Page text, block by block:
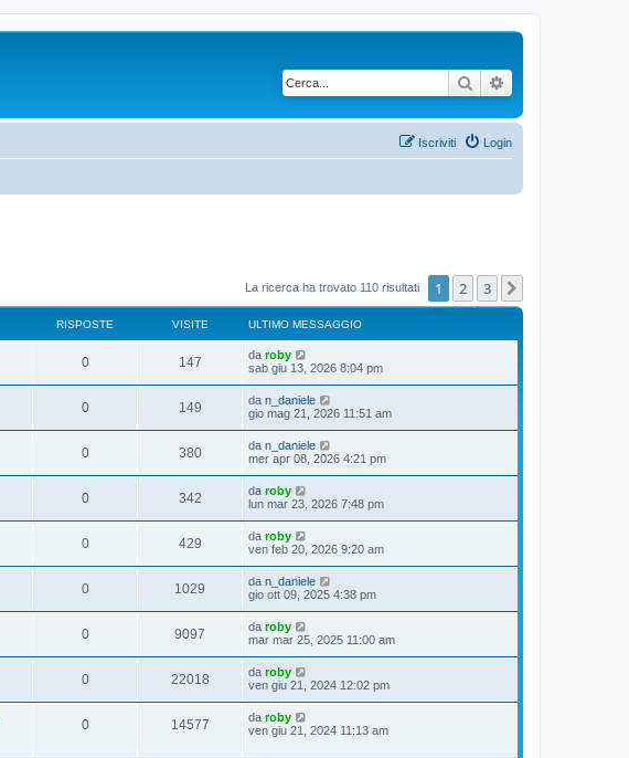
Cerca
Login
Iscriviti
La ricerca ha trovato 110 risultati 1 2 3
RISPOSTE VISITE ULTIMO MESSAGGIO
0 147 da roby
sab giu 13, 2026 8:04 pm
0 149 da n_daniele
gio mag 21, 2026 11:51 am
0 380 da n_daniele
mer apr 08, 2026 4:21 pm
0 342 da roby
lun mar 23, 2026 7:48 pm
0 429 da roby
ven feb 20, 2026 9:20 am
0 1029 da n_daniele
gio ott 09, 2025 4:38 pm
0 9097 da roby
mar mar 25, 2025 11:00 am
0 22018 da roby
ven giu 21, 2024 12:02 pm
0 14577 da roby
ven giu 21, 2024 11:13 am